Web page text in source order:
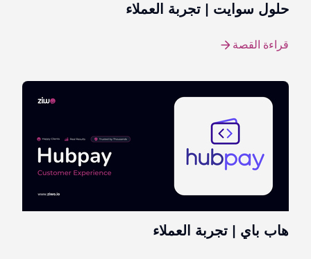
حلول سوايت | تجربة العملاء
قراءة القصة
هاب باي | تجربة العملاء